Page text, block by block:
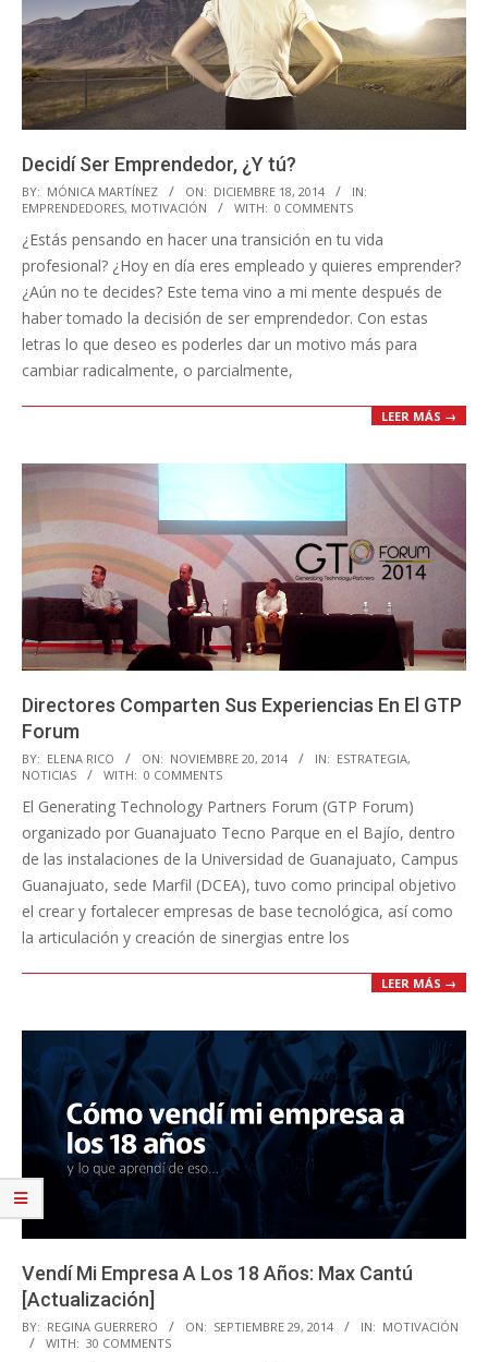
Decidí Ser Emprendedor, ¿Y tú?
2014-
12-
18
BY: MÓNICA MARTÍNEZ ON: DICIEMBRE 18, 2014
IN:
EMPRENDEDORES, MOTIVACIÓN WITH: 0 COMMENTS
¿Estás pensando en hacer una transición en tu vida
profesional? ¿Hoy en día eres empleado y quieres emprender?
¿Aún no te decides? Este tema vino a mi mente después de
haber tomado la decisión de ser emprendedor. Con estas
letras lo que deseo es poderles dar un motivo más para
cambiar radicalmente, o parcialmente,
LEER MÁS →
Directores Comparten Sus Experiencias En El GTP
Forum
2014-
11-
20
BY: ELENA RICO ON: NOVIEMBRE 20, 2014 IN: ESTRATEGIA,
NOTICIAS
WITH: 0 COMMENTS
El Generating Technology Partners Forum (GTP Forum)
organizado por Guanajuato Tecno Parque en el Bajío, dentro
de las instalaciones de la Universidad de Guanajuato, Campus
Guanajuato, sede Marfil (DCEA), tuvo como principal objetivo
el crear y fortalecer empresas de base tecnológica, así como
la articulación y creación de sinergias entre los
LEER MÁS →
Vendí Mi Empresa A Los 18 Años: Max Cantú
[Actualización]
2014-
09-
BY: REGINA GUERRERO ON: SEPTIEMBRE 29, 2014 IN: MOTIVACIÓN
WITH: 30 COMMENTS